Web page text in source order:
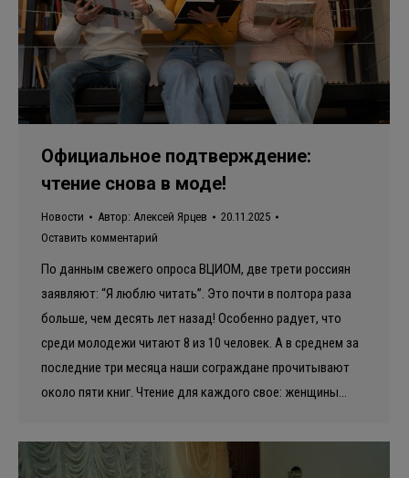
Официальное подтверждение:
чтение снова в моде!
Новости Автор: Алексей Ярцев
20.11.2025
Оставить комментарий
По данным свежего опроса ВЦИОМ, две трети россиян
заявляют: “Я люблю читать”. Это почти в полтора раза
больше, чем десять лет назад! Особенно радует, что
среди молодежи читают 8 из 10 человек. А в среднем за
последние три месяца наши сограждане прочитывают
около пяти книг. Чтение для каждого свое: женщины…